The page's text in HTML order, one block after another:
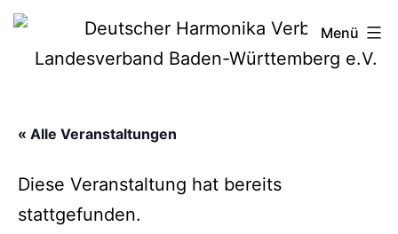
Zum
Deutscher
Harmonika-
Menü
« Alle Veranstaltungen
Diese Veranstaltung hat bereits
stattgefunden.